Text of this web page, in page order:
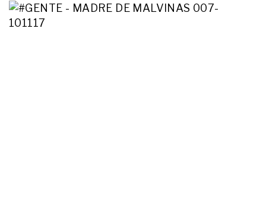
en las tablas: "Creo en los errores